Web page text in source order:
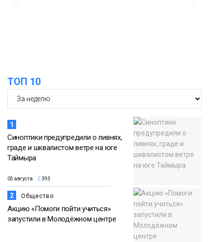
ТОП 10
1
Синоптики предупредили о ливнях,
граде и шквалистом ветре на юге
Таймыра
05 августа 393
2 Общество
Акцию «Помоги пойти учиться»
запустили в Молодёжном центре